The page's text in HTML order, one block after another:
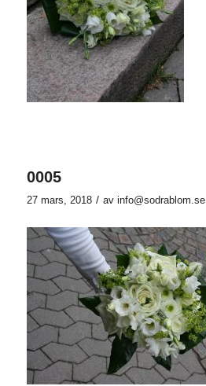
0005
27 mars, 2018 / av info@sodrablom.se